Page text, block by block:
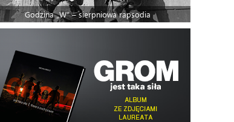
Godzina „W” – sierpniowa rapsodia